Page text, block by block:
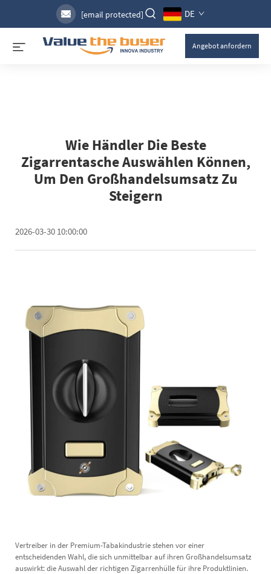
[email protected] DE
Angebot anfordern
Wie Händler Die Beste
Zigarrentasche Auswählen Können,
Um Den Großhandelsumsatz Zu
Steigern
2026-03-30 10:00:00
Vertreiber in der Premium-Tabakindustrie stehen vor einer
entscheidenden Wahl, die sich unmittelbar auf ihren Großhandelsumsatz
auswirkt: die Auswahl der richtigen Zigarrenhülle für ihre Produktlinien.